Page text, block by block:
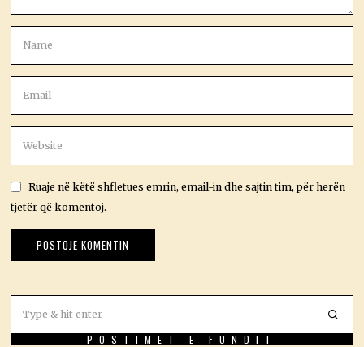
Ruaje në këtë shfletues emrin, email-in dhe sajtin tim, për herën
tjetër që komentoj.
POSTIMET E FUNDIT